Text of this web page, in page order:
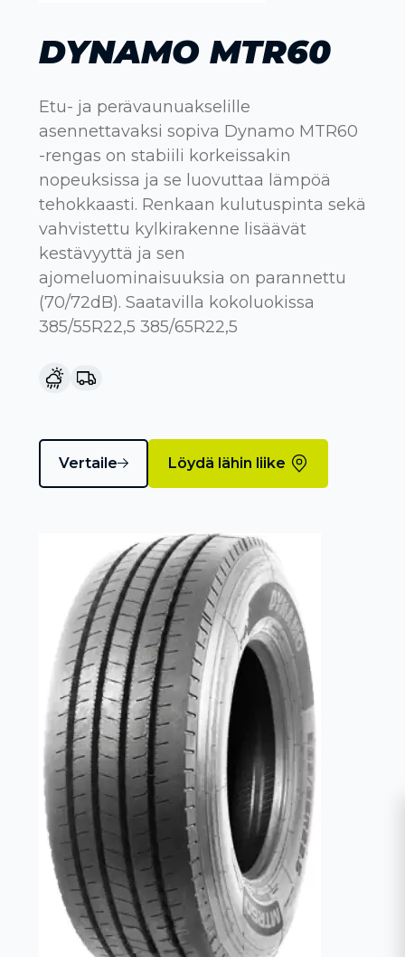
DYNAMO MTR60
Etu- ja perävaunuakselille
asennettavaksi sopiva Dynamo MTR60
-rengas on stabiili korkeissakin
nopeuksissa ja se luovuttaa lämpöä
tehokkaasti. Renkaan kulutuspinta sekä
vahvistettu kylkirakenne lisäävät
kestävyyttä ja sen
ajomeluominaisuuksia on parannettu
(70/72dB). Saatavilla kokoluokissa
385/55R22,5 385/65R22,5
Vertaile Löydä lähin liike